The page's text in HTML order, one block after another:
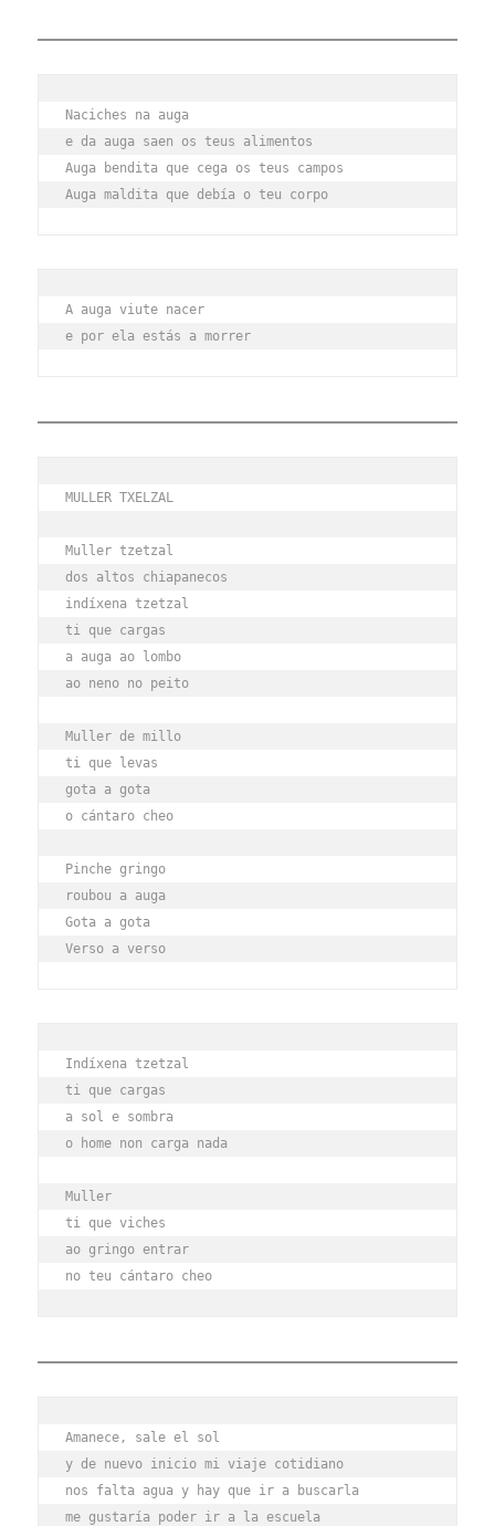
Naciches na auga
e da auga saen os teus alimentos
Auga bendita que cega os teus campos
Auga maldita que debía o teu corpo
A auga viute nacer
e por ela estás a morrer
MULLER TXELZAL
Muller tzetzal
dos altos chiapanecos
indíxena tzetzal
ti que cargas
a auga ao lombo
ao neno no peito
Muller de millo
ti que levas
gota a gota
o cántaro cheo
Pinche gringo
roubou a auga
Gota a gota
Verso a verso
Indíxena tzetzal
ti que cargas
a sol e sombra
o home non carga nada
Muller
ti que viches
ao gringo entrar
no teu cántaro cheo
Amanece, sale el sol
y de nuevo inicio mi viaje cotidiano
nos falta agua y hay que ir a buscarla
me gustaría poder ir a la escuela